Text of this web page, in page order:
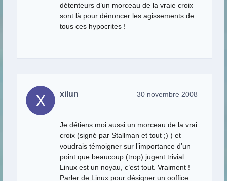
détenteurs d’un morceau de la vraie croix
sont là pour dénoncer les agissements de
tous ces hypocrites !
xilun 30 novembre 2008
Je détiens moi aussi un morceau de la vrai
croix (signé par Stallman et tout ;) ) et
voudrais témoigner sur l’importance d’un
point que beaucoup (trop) jugent trivial :
Linux est un noyau, c’est tout. Vraiment !
Parler de Linux pour désigner un ooffice